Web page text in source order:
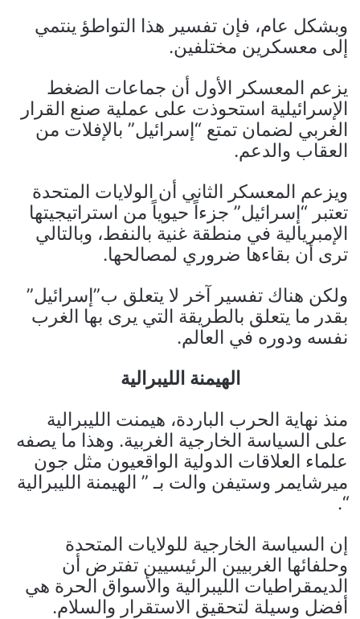
وبشكل عام، فإن تفسير هذا التواطؤ ينتمي
إلى معسكرين مختلفين.
يزعم المعسكر الأول أن جماعات الضغط
الإسرائيلية استحوذت على عملية صنع القرار
الغربي لضمان تمتع “إسرائيل” بالإفلات من
العقاب والدعم.
ويزعم المعسكر الثاني أن الولايات المتحدة
تعتبر “إسرائيل” جزءاً حيوياً من استراتيجيتها
الإمبريالية في منطقة غنية بالنفط، وبالتالي
ترى أن بقاءها ضروري لمصالحها.
ولكن هناك تفسير آخر لا يتعلق ب”إسرائيل”
بقدر ما يتعلق بالطريقة التي يرى بها الغرب
نفسه ودوره في العالم.
الهيمنة الليبرالية
منذ نهاية الحرب الباردة، هيمنت الليبرالية
على السياسة الخارجية الغربية. وهذا ما يصفه
علماء العلاقات الدولية الواقعيون مثل جون
ميرشايمر وستيفن والت بـ ” الهيمنة الليبرالية
“.
إن السياسة الخارجية للولايات المتحدة
وحلفائها الغربيين الرئيسيين تفترض أن
الديمقراطيات الليبرالية والأسواق الحرة هي
أفضل وسيلة لتحقيق الاستقرار والسلام.